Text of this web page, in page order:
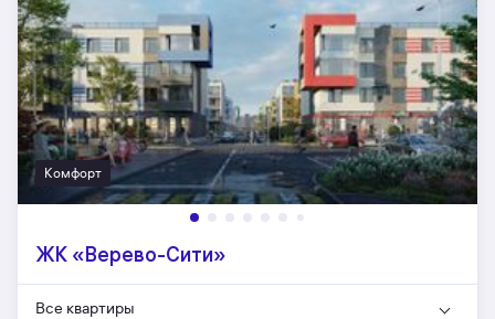
Комфорт
ЖК «Верево-Сити»
Все квартиры